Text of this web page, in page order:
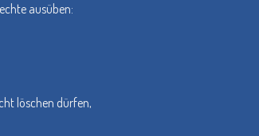
ausüben:
löschen dürfen,